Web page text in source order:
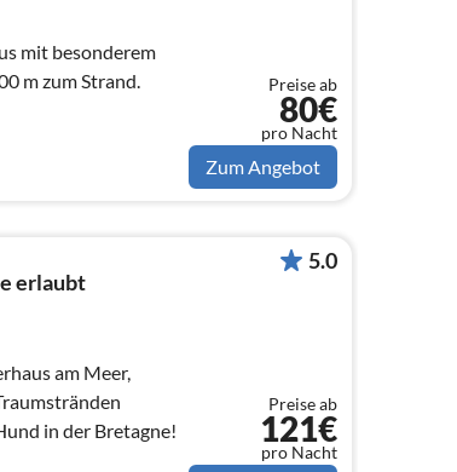
mit besonderem
m zum Strand.
Preise ab
80€
pro Nacht
Zum Angebot
erlaubt
am Meer,
in der Bretagne!
5.0
Preise ab
121€
pro Nacht